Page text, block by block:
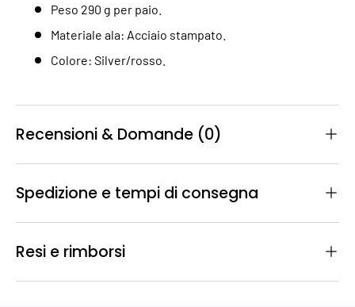
Peso 290 g per paio.
Materiale ala: Acciaio stampato.
Colore: Silver/rosso.
Recensioni & Domande (0)
Spedizione e tempi di consegna
Resi e rimborsi